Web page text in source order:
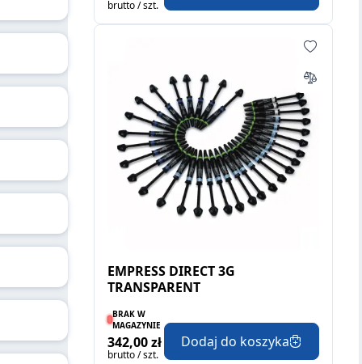
brutto / szt.
EMPRESS DIRECT 3G
TRANSPARENT
BRAK W
MAGAZYNIE
342,00 zł
brutto / szt.
Dodaj do koszyka